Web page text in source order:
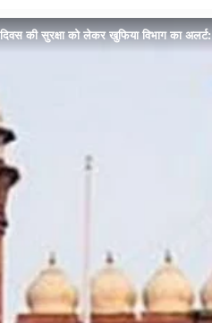
की सुरक्षा को लेकर खुफिया विभाग का